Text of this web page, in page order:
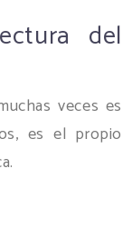
del
veces es
es el propio